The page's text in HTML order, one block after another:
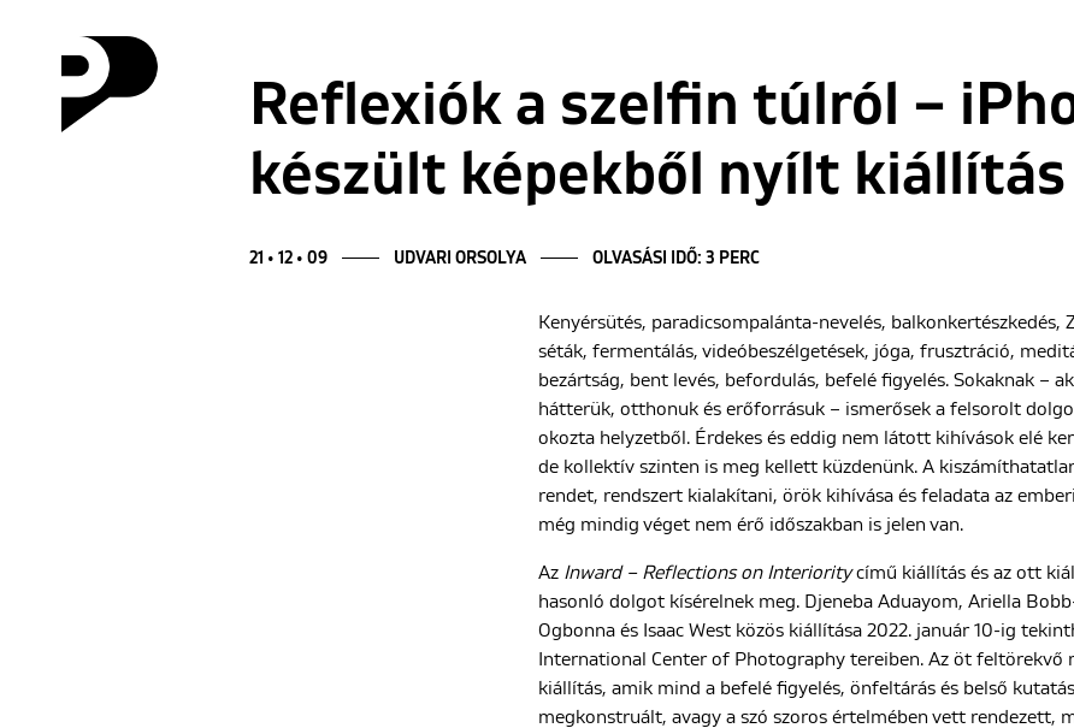
Reflexiók a szelfin túlról –
készült képekből nyílt kiállítás
21 • 12 • 09 UDVARI ORSOLYA OLVASÁSI IDŐ: 3 PERC
Kenyérsütés, paradicsompalánta-nevelés, balkonkertészkedés,
séták, fermentálás, videóbeszélgetések, jóga, frusztráció,
bezártság, bent levés, befordulás, befelé figyelés. Sokaknak –
hátterük, otthonuk és erőforrásuk – ismerősek a felsorolt
okozta helyzetből. Érdekes és eddig nem látott kihívások elé
de kollektív szinten is meg kellett küzdenünk. A
rendet, rendszert kialakítani, örök kihívása és feladata az
még mindig véget nem érő időszakban is jelen van.
Az Inward – Reflections on Interioritycímű kiállítás és az ott
hasonló dolgot kísérelnek meg. Djeneba Aduayom, Ariella
Ogbonna és Isaac West közös kiállítása 2022. január 10-ig
International Center of Photography tereiben. Az öt feltörekvő
kiállítás, amik mind a befelé figyelés, önfeltárás és belső
megkonstruált, avagy a szó szoros értelmében vett rendezett,